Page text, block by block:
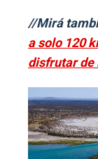
//Mirá
a solo 120
disfrutar de